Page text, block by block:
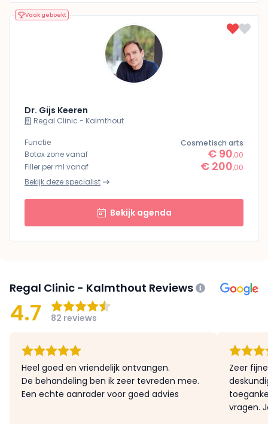
Vaak geboekt
Dr. Gijs Keeren
Regal Clinic - Kalmthout
Functie
Cosmetisch arts
Botox zone vanaf
€ 90,00
Filler per ml vanaf
€ 200,00
Bekijk deze specialist
Bekijk agenda
Regal Clinic - Kalmthout Reviews
4.7 82 reviews
Heel goed en vriendelijk ontvangen.
De behandeling ben ik zeer tevreden mee.
Een echte aanrader voor goed advies
Zeer
vragen.